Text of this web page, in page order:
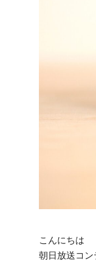
こんにちは
朝日放送コン